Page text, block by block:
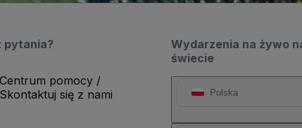
Wydarzenia na żywo
świecie
Polska
pytania?
Centrum pomocy /
Skontaktuj się z nami